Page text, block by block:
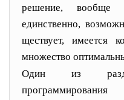
решение, вообще
единственно,
ществует, имеется
множество
Один из